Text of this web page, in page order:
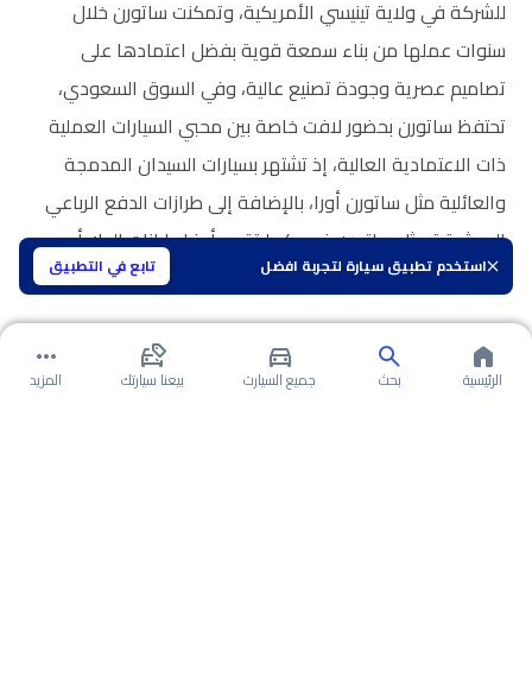
استخدم تطبيق سيارة لتجربة افضل تابع في التطبيق
للشركة في ولاية تينيسي الأمريكية، وتمكنت ساتورن خلال
سنوات عملها من بناء سمعة قوية بفضل اعتمادها على
تصاميم عصرية وجودة تصنيع عالية، وفي السوق السعودي،
تحتفظ ساتورن بحضور لافت خاصة بين محبي السيارات العملية
ذات الاعتمادية العالية، إذ تشتهر بسيارات السيدان المدمجة
والعائلية مثل ساتورن أورا، بالإضافة إلى طرازات الدفع الرباعي
الموثوقة مثل ساتورن فيو، كما تقدم أيضا طرازات البيك أب
المناسبة للاستخدامات المتعددة.
الرئيسية بحث جميع السيارت بيعنا سيارتك المزيد